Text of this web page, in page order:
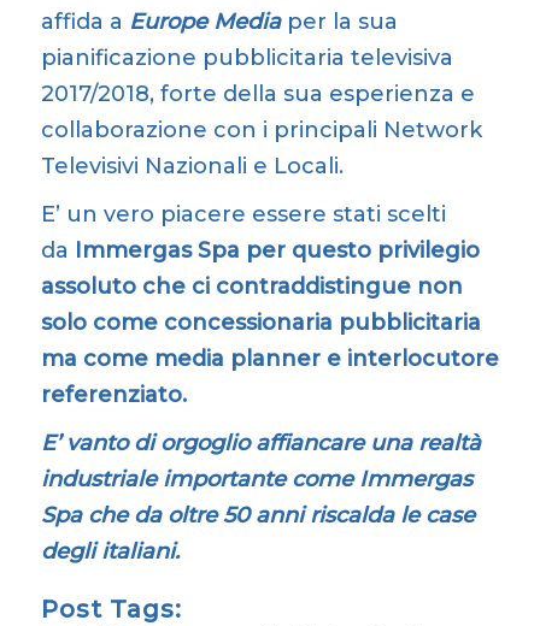
affida a Europe Mediaper la sua
pianificazione pubblicitaria televisiva
2017/2018, forte della sua esperienza e
collaborazione con i principali Network
Televisivi Nazionali e Locali.
E’ un vero piacere essere stati scelti
da Immergas Spa per questo privilegio
assoluto che ci contraddistingue non
solo come concessionaria pubblicitaria
ma come media planner e interlocutore
referenziato.
E’ vanto di orgoglio affiancare una realtà
industriale importante come Immergas
Spa che da oltre 50 anni riscalda le case
degli italiani.
Post Tags: